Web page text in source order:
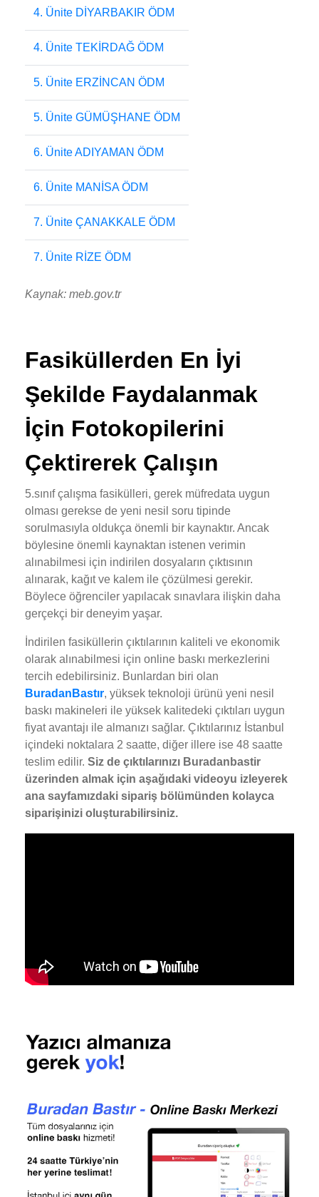
4. Ünite DİYARBAKIR ÖDM
4. Ünite TEKİRDAĞ ÖDM
5. Ünite ERZİNCAN ÖDM
5. Ünite GÜMÜŞHANE ÖDM
6. Ünite ADIYAMAN ÖDM
6. Ünite MANİSA ÖDM
7. Ünite ÇANAKKALE ÖDM
7. Ünite RİZE ÖDM
Kaynak: meb.gov.tr
Fasiküllerden En İyi
Şekilde Faydalanmak
İçin Fotokopilerini
Çektirerek Çalışın
5.sınıf çalışma fasikülleri, gerek müfredata uygun
olması gerekse de yeni nesil soru tipinde
sorulmasıyla oldukça önemli bir kaynaktır. Ancak
böylesine önemli kaynaktan istenen verimin
alınabilmesi için indirilen dosyaların çıktısının
alınarak, kağıt ve kalem ile çözülmesi gerekir.
Böylece öğrenciler yapılacak sınavlara ilişkin daha
gerçekçi bir deneyim yaşar.
İndirilen fasiküllerin çıktılarının kaliteli ve ekonomik
olarak alınabilmesi için online baskı merkezlerini
tercih edebilirsiniz. Bunlardan biri olan
BuradanBastır, yüksek teknoloji ürünü yeni nesil
baskı makineleri ile yüksek kalitedeki çıktıları uygun
fiyat avantajı ile almanızı sağlar. Çıktılarınız İstanbul
içindeki noktalara 2 saatte, diğer illere ise 48 saatte
teslim edilir. Siz de çıktılarınızı Buradanbastir
üzerinden almak için aşağıdaki videoyu izleyerek
ana sayfamızdaki sipariş bölümünden kolayca
siparişinizi oluşturabilirsiniz.